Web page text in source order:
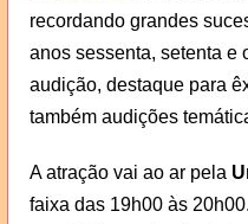
recordando grandes
anos sessenta, setenta e
audição, destaque para
também audições
A atração vai ao ar pela
faixa das 19h00 às